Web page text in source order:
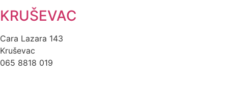
KRUŠEVAC
Cara Lazara 143
Kruševac
065 8818 019